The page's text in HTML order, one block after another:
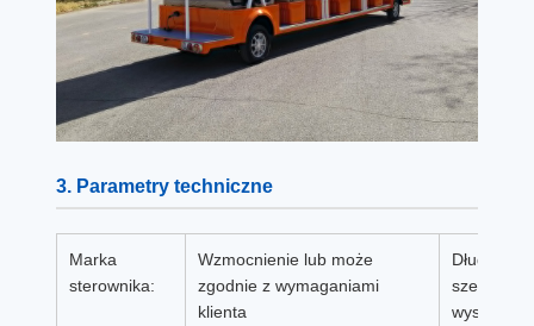
3. Parametry techniczne
Marka
sterownika:
Wzmocnienie lub może
zgodnie z wymaganiami
klienta
Długość,
szerokość,
wysokość: